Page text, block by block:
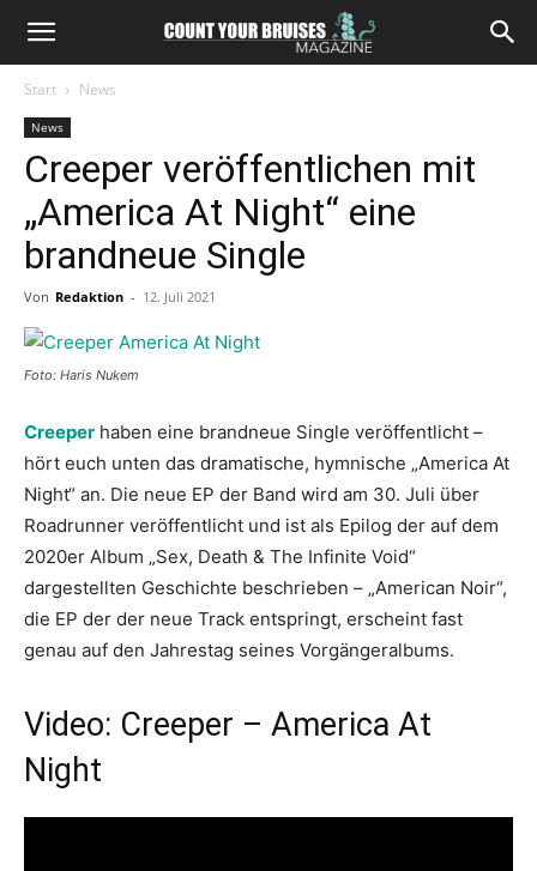
Start News
News
Creeper veröffentlichen mit
„America At Night“ eine
brandneue Single
Von Redaktion - 12. Juli 2021
Foto: Haris Nukem
Creeper haben eine brandneue Single veröffentlicht –
hört euch unten das dramatische, hymnische „America At
Night“ an. Die neue EP der Band wird am 30. Juli über
Roadrunner veröffentlicht und ist als Epilog der auf dem
2020er Album „Sex, Death & The Infinite Void“
dargestellten Geschichte beschrieben – „American Noir“,
die EP der der neue Track entspringt, erscheint fast
genau auf den Jahrestag seines Vorgängeralbums.
Video: Creeper – America At
Night